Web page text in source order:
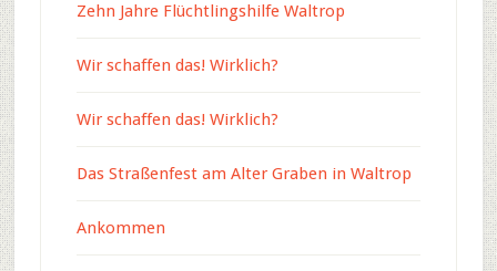
Zehn Jahre Flüchtlingshilfe Waltrop
Wir schaffen das! Wirklich?
Wir schaffen das! Wirklich?
Das Straßenfest am Alter Graben in Waltrop
Ankommen